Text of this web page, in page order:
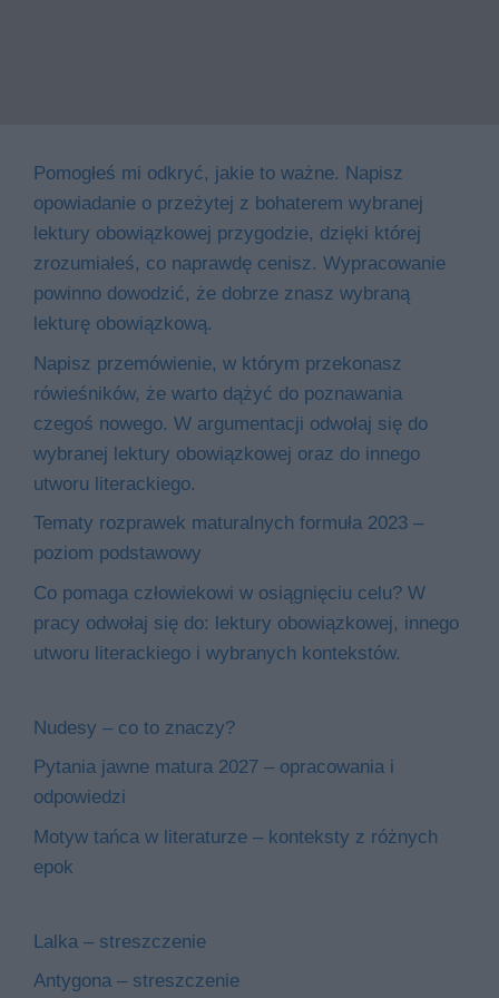
Pomogłeś mi odkryć, jakie to ważne. Napisz
opowiadanie o przeżytej z bohaterem wybranej
lektury obowiązkowej przygodzie, dzięki której
zrozumiałeś, co naprawdę cenisz. Wypracowanie
powinno dowodzić, że dobrze znasz wybraną
lekturę obowiązkową.
Napisz przemówienie, w którym przekonasz
rówieśników, że warto dążyć do poznawania
czegoś nowego. W argumentacji odwołaj się do
wybranej lektury obowiązkowej oraz do innego
utworu literackiego.
Tematy rozprawek maturalnych formuła 2023 –
poziom podstawowy
Co pomaga człowiekowi w osiągnięciu celu? W
pracy odwołaj się do: lektury obowiązkowej, innego
utworu literackiego i wybranych kontekstów.
Nudesy – co to znaczy?
Pytania jawne matura 2027 – opracowania i
odpowiedzi
Motyw tańca w literaturze – konteksty z różnych
epok
Lalka – streszczenie
Antygona – streszczenie